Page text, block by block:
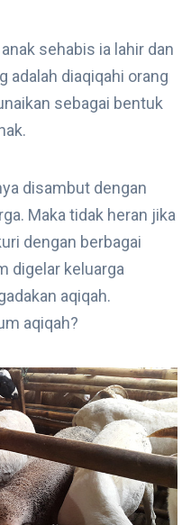
sehabis ia lahir dan
adalah diaqiqahi orang
sebagai bentuk
disambut dengan
Maka tidak heran jika
dengan berbagai
digelar keluarga
aqiqah.
aqiqah?